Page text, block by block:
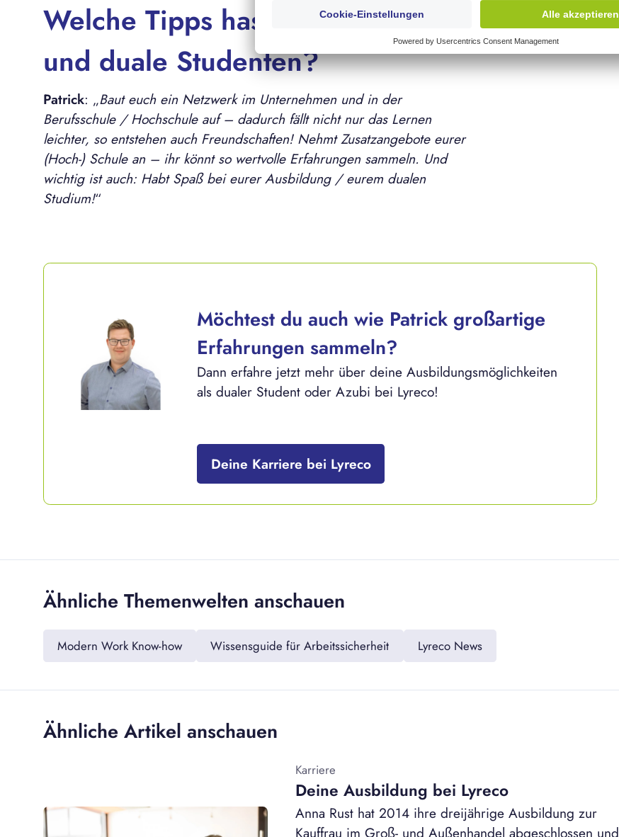
Welche Tipps hast du für Azubis
und duale Studenten?
Patrick: „Baut euch ein Netzwerk im Unternehmen und in der
Berufsschule / Hochschule auf – dadurch fällt nicht nur das Lernen
leichter, so entstehen auch Freundschaften! Nehmt Zusatzangebote eurer
(Hoch-) Schule an – ihr könnt so wertvolle Erfahrungen sammeln. Und
wichtig ist auch: Habt Spaß bei eurer Ausbildung / eurem dualen
Studium!“
Möchtest du auch wie Patrick großartige
Erfahrungen sammeln?
Dann erfahre jetzt mehr über deine Ausbildungsmöglichkeiten
als dualer Student oder Azubi bei Lyreco!
Deine Karriere bei Lyreco
Ähnliche Themenwelten anschauen
Modern Work Know-how Wissensguide für Arbeitssicherheit Lyreco News
Ähnliche Artikel anschauen
Karriere
Deine Ausbildung bei Lyreco
Anna Rust hat 2014 ihre dreijährige Ausbildung zur
Kauffrau im Groß- und Außenhandel abgeschlossen und